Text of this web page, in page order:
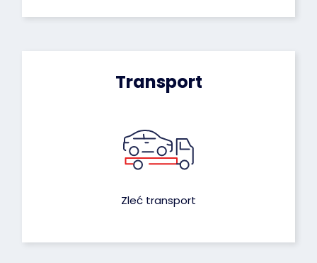
Transport
Zleć transport